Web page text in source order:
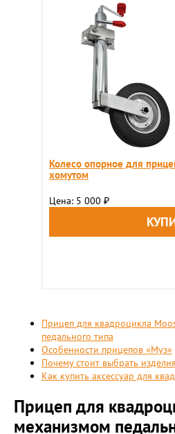
Колесо опорное для
хомутом
Цена: 5 000 ₽
Прицеп для квадроцикла
педального типа
Особенности прицепов «Муз»
Почему стоит выбрать
Как купить аксессуар для
Прицеп для
механизмом